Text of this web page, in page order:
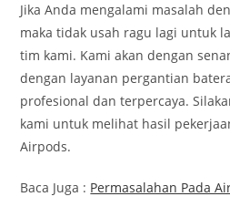
Jika Anda mengalami masalah
maka tidak usah ragu lagi untuk
tim kami. Kami akan dengan
dengan layanan pergantian
profesional dan terpercaya.
kami untuk melihat hasil
Airpods.
Baca Juga : Permasalahan Pada